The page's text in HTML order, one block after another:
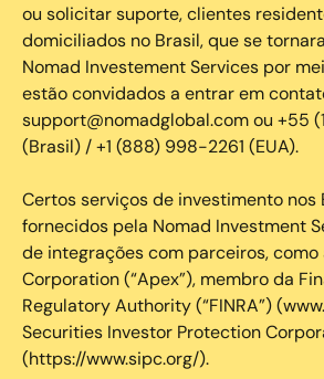
ou solicitar suporte, clientes
domiciliados no Brasil, que se
Nomad Investement Services por
estão convidados a entrar em
support@nomadglobal.com ou +55
(Brasil) / +1 (888) 998-2261 (EUA).
Certos serviços de investimento nos
fornecidos pela Nomad Investment
de integrações com parceiros, como
Corporation (“Apex”), membro da
Regulatory Authority (“FINRA”)
Securities Investor Protection
(https://www.sipc.org/).